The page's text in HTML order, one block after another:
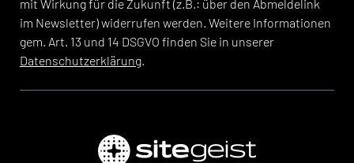
mit Wirkung für die Zukunft (z.B.: über den Abmeldelink
im Newsletter) widerrufen werden. Weitere Informationen
gem. Art. 13 und 14 DSGVO finden Sie in unserer
Datenschutzerklärung.